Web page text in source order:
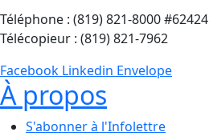
Téléphone : (819) 821-8000 #62424
Télécopieur : (819) 821-7962
Facebook Linkedin Envelope
À propos
S'abonner à l'Infolettre